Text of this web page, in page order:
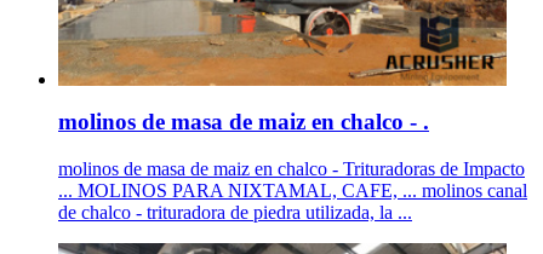
molinos de masa de maiz en chalco - .
molinos de masa de maiz en chalco - Trituradoras de Impacto
... MOLINOS PARA NIXTAMAL, CAFE, ... molinos canal
de chalco - trituradora de piedra utilizada, la ...